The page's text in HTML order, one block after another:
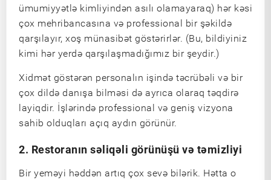
ümumiyyətlə kimliyindən asılı olamayaraq) hər kəsi
çox mehribancasına və professional bir şəkildə
qarşılayır, xoş münasibət göstərirlər. (Bu, bildiyiniz
kimi hər yerdə qarşılaşmadığımız bir şeydir.)
Xidmət göstərən personalın işində təcrübəli və bir
çox dildə danışa bilməsi də ayrıca olaraq təqdirə
layiqdir. İşlərində professional və geniş vizyona
sahib olduqları açıq aydın görünür.
2. Restoranın səliqəli görünüşü və təmizliyi
Bir yeməyi həddən artıq çox sevə bilərik. Hətta o